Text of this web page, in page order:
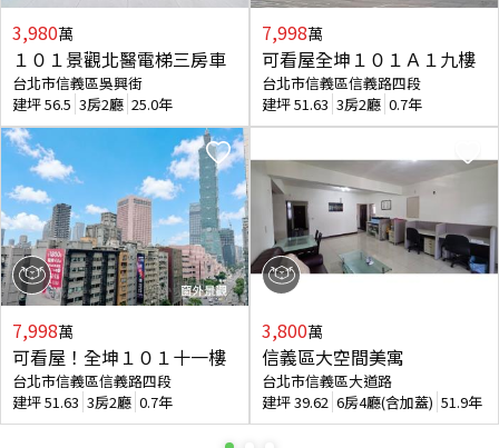
3,980萬
１０１景觀北醫電梯三房車
台北市信義區吳興街
建坪56.5 3房2廳 25.0年
7,998萬
可看屋！全坤１０１十一樓
台北市信義區信義路四段
建坪51.63 3房2廳 0.7年
7,998萬
可看屋全坤１０１Ａ１九樓
台北市信義區信義路四段
建坪51.63 3房2廳 0.7年
3,800萬
信義區大空間美寓
台北市信義區大道路
建坪39.62 6房4廳(含加蓋) 51.9年